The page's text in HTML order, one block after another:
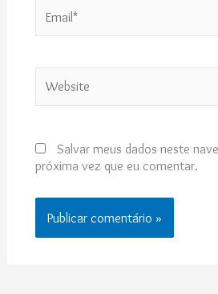
Salvar meus dados neste
próxima vez que eu comentar.